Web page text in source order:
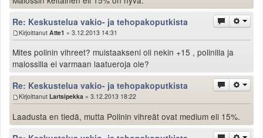
Re: Keskustelua vakio- ja tehopakoputkista
Kirjoittanut Atte1 » 3.12.2013 14:31
Mites polinin vihreet? muistaakseni oli nekin +15 , polinilla ja
malossilla ei varmaan laatueroja ole?
Re: Keskustelua vakio- ja tehopakoputkista
Kirjoittanut Lartsipekka » 3.12.2013 18:22
Laadusta en tiedä, mutta Polinin vihreät ovat medium eli 15%.